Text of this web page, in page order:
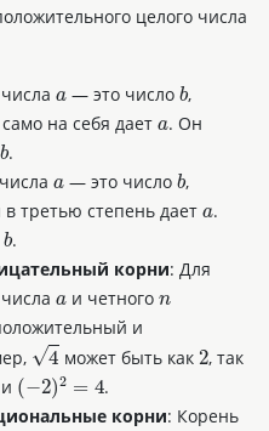
целого числа
— это число
b
,
на себя дает
a
. Он
.
— это число
b
,
третью степень дает
.
.
корни: Для
a
и четного
n
и
4
может быть как
2
, так
и
(− 2)2=4
.
корни: Корень